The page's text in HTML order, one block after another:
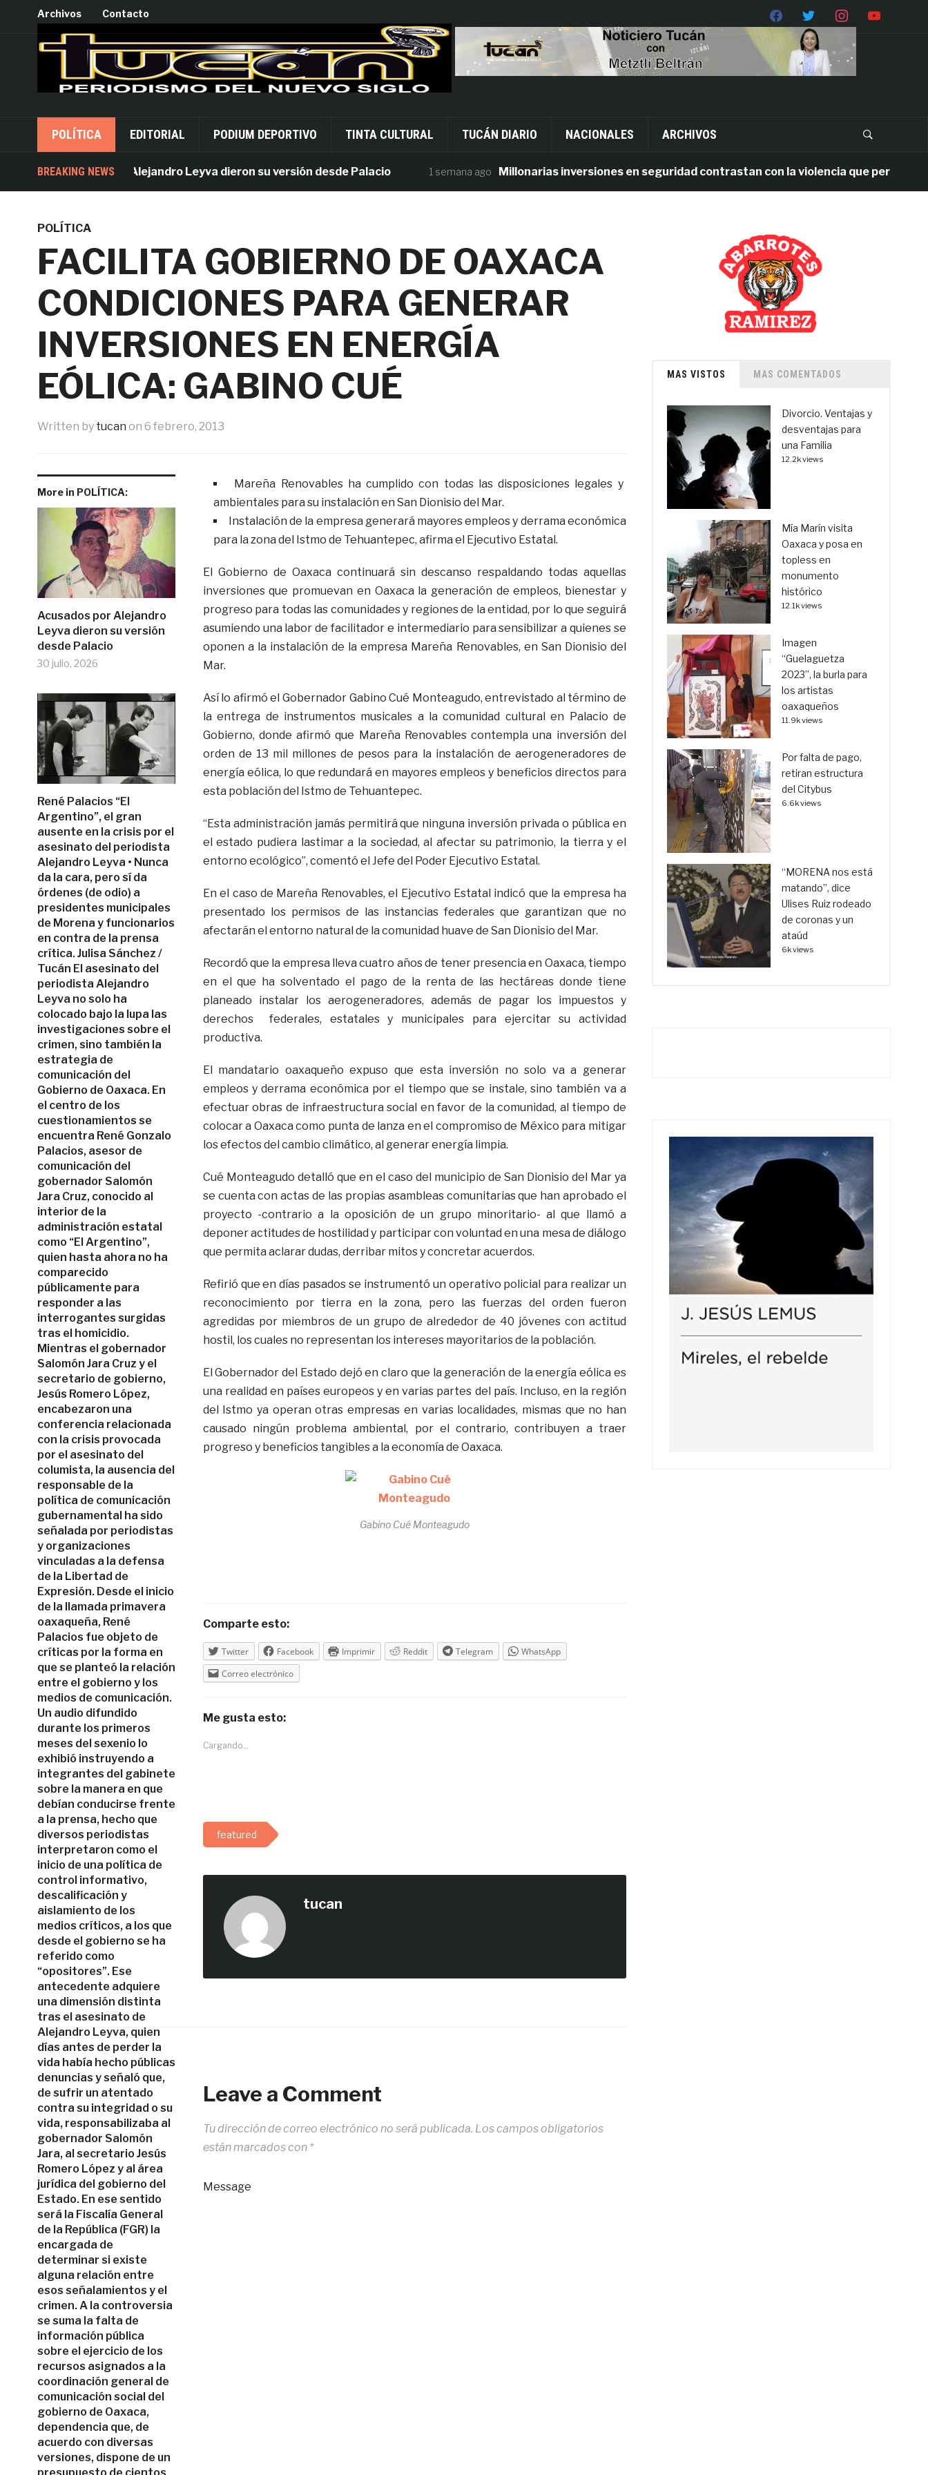
Archivos Contacto
POLÍTICA EDITORIAL PODIUM DEPORTIVO TINTA CULTURAL TUCÁN DIARIO NACIONALES ARCHIVOS
BREAKING NEWS
Acusados por Alejandro Leyva dieron su versión desde Palacio 1 semana ago Millonarias inversiones en seguridad contrastan con la violencia que persiste en
POLÍTICA
FACILITA GOBIERNO DE OAXACA
CONDICIONES PARA GENERAR
INVERSIONES EN ENERGÍA
EÓLICA: GABINO CUÉ
Written by tucan on 6 febrero, 2013
More in POLÍTICA:
Acusados por Alejandro
Leyva dieron su versión
desde Palacio
30 julio, 2026
René Palacios “El
Argentino”, el gran
ausente en la crisis por el
asesinato del periodista
Alejandro Leyva • Nunca
da la cara, pero sí da
órdenes (de odio) a
presidentes municipales
de Morena y funcionarios
en contra de la prensa
crítica. Julisa Sánchez /
Tucán El asesinato del
periodista Alejandro
Leyva no solo ha
colocado bajo la lupa las
investigaciones sobre el
crimen, sino también la
estrategia de
comunicación del
Gobierno de Oaxaca. En
el centro de los
cuestionamientos se
encuentra René Gonzalo
Palacios, asesor de
comunicación del
gobernador Salomón
Jara Cruz, conocido al
interior de la
administración estatal
como “El Argentino”,
quien hasta ahora no ha
comparecido
públicamente para
responder a las
interrogantes surgidas
tras el homicidio.
Mientras el gobernador
Salomón Jara Cruz y el
secretario de gobierno,
Jesús Romero López,
encabezaron una
conferencia relacionada
con la crisis provocada
por el asesinato del
columista, la ausencia del
responsable de la
política de comunicación
gubernamental ha sido
señalada por periodistas
y organizaciones
vinculadas a la defensa
de la Libertad de
Expresión. Desde el inicio
de la llamada primavera
oaxaqueña, René
Palacios fue objeto de
críticas por la forma en
que se planteó la relación
entre el gobierno y los
medios de comunicación.
Un audio difundido
durante los primeros
meses del sexenio lo
exhibió instruyendo a
integrantes del gabinete
sobre la manera en que
debían conducirse frente
a la prensa, hecho que
diversos periodistas
interpretaron como el
inicio de una política de
control informativo,
descalificación y
aislamiento de los
medios críticos, a los que
desde el gobierno se ha
referido como
“opositores”. Ese
antecedente adquiere
una dimensión distinta
tras el asesinato de
Alejandro Leyva, quien
días antes de perder la
vida había hecho públicas
denuncias y señaló que,
de sufrir un atentado
contra su integridad o su
vida, responsabilizaba al
gobernador Salomón
Jara, al secretario Jesús
Romero López y al área
jurídica del gobierno del
Estado. En ese sentido
será la Fiscalía General
de la República (FGR) la
encargada de
determinar si existe
alguna relación entre
esos señalamientos y el
crimen. A la controversia
se suma la falta de
información pública
sobre el ejercicio de los
recursos asignados a la
coordinación general de
comunicación social del
gobierno de Oaxaca,
dependencia que, de
acuerdo con diversas
versiones, dispone de un
presupuesto de cientos
Mareña Renovables ha cumplido con todas las disposiciones legales y
ambientales para su instalación en San Dionisio del Mar.
Instalación de la empresa generará mayores empleos y derrama económica
para la zona del Istmo de Tehuantepec, afirma el Ejecutivo Estatal.
El Gobierno de Oaxaca continuará sin descanso respaldando todas aquellas
inversiones que promuevan en Oaxaca la generación de empleos, bienestar y
progreso para todas las comunidades y regiones de la entidad, por lo que seguirá
asumiendo una labor de facilitador e intermediario para sensibilizar a quienes se
oponen a la instalación de la empresa Mareña Renovables, en San Dionisio del
Mar.
Así lo afirmó el Gobernador Gabino Cué Monteagudo, entrevistado al término de
la entrega de instrumentos musicales a la comunidad cultural en Palacio de
Gobierno, donde afirmó que Mareña Renovables contempla una inversión del
orden de 13 mil millones de pesos para la instalación de aerogeneradores de
energía eólica, lo que redundará en mayores empleos y beneficios directos para
esta población del Istmo de Tehuantepec.
“Esta administración jamás permitirá que ninguna inversión privada o pública en
el estado pudiera lastimar a la sociedad, al afectar su patrimonio, la tierra y el
entorno ecológico”, comentó el Jefe del Poder Ejecutivo Estatal.
En el caso de Mareña Renovables, el Ejecutivo Estatal indicó que la empresa ha
presentado los permisos de las instancias federales que garantizan que no
afectarán el entorno natural de la comunidad huave de San Dionisio del Mar.
Recordó que la empresa lleva cuatro años de tener presencia en Oaxaca, tiempo
en el que ha solventado el pago de la renta de las hectáreas donde tiene
planeado instalar los aerogeneradores, además de pagar los impuestos y
derechos federales, estatales y municipales para ejercitar su actividad
productiva.
El mandatario oaxaqueño expuso que esta inversión no solo va a generar
empleos y derrama económica por el tiempo que se instale, sino también va a
efectuar obras de infraestructura social en favor de la comunidad, al tiempo de
colocar a Oaxaca como punta de lanza en el compromiso de México para mitigar
los efectos del cambio climático, al generar energía limpia.
Cué Monteagudo detalló que en el caso del municipio de San Dionisio del Mar ya
se cuenta con actas de las propias asambleas comunitarias que han aprobado el
proyecto -contrario a la oposición de un grupo minoritario- al que llamó a
deponer actitudes de hostilidad y participar con voluntad en una mesa de diálogo
que permita aclarar dudas, derribar mitos y concretar acuerdos.
Refirió que en días pasados se instrumentó un operativo policial para realizar un
reconocimiento por tierra en la zona, pero las fuerzas del orden fueron
agredidas por miembros de un grupo de alrededor de 40 jóvenes con actitud
hostil, los cuales no representan los intereses mayoritarios de la población.
El Gobernador del Estado dejó en claro que la generación de la energía eólica es
una realidad en países europeos y en varias partes del país. Incluso, en la región
del Istmo ya operan otras empresas en varias localidades, mismas que no han
causado ningún problema ambiental, por el contrario, contribuyen a traer
progreso y beneficios tangibles a la economía de Oaxaca.
Gabino Cué Monteagudo
Comparte esto:
Twitter Facebook Imprimir Reddit Telegram
WhatsApp
Correo electrónico
Me gusta esto:
Cargando...
featured
tucan
Leave a Comment
Tu dirección de correo electrónico no será publicada. Los campos obligatorios
están marcados con *
Message
MAS VISTOS MAS COMENTADOS
Divorcio. Ventajas y
desventajas para
una Familia
12.2k views
Mía Marín visita
Oaxaca y posa en
topless en
monumento
histórico
12.1k views
Imagen
“Guelaguetza
2023”, la burla para
los artistas
oaxaqueños
11.9k views
Por falta de pago,
retiran estructura
del Citybus
6.6k views
“MORENA nos está
matando”, dice
Ulises Ruiz rodeado
de coronas y un
ataúd
6k views